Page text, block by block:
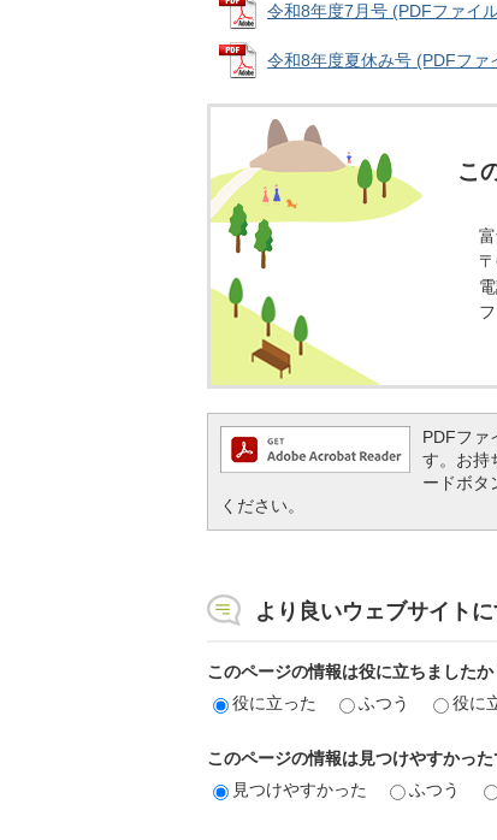
令和8年度7月号 (PDFファイ
令和8年度夏休み号 (PDFファ
こ
PDFファ
す。お持
ードボタ
ください。
より良いウェブサイト
このページの情報は役に立ちましたか
役に立った
ふつう 役に
このページの情報は見つけやすかった
見つけやすかった
ふつう